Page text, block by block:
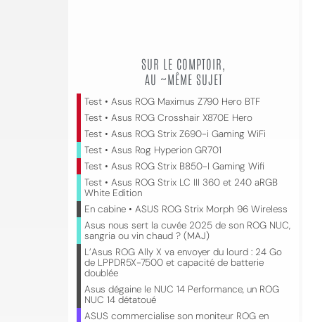
SUR LE COMPTOIR,
AU ~MÊME SUJET
Test • Asus ROG Maximus Z790 Hero BTF
Test • Asus ROG Crosshair X870E Hero
Test • Asus ROG Strix Z690-i Gaming WiFi
Test • Asus Rog Hyperion GR701
Test • Asus ROG Strix B850-I Gaming Wifi
Test • Asus ROG Strix LC III 360 et 240 aRGB
White Edition
En cabine • ASUS ROG Strix Morph 96 Wireless
Asus nous sert la cuvée 2025 de son ROG NUC,
sangria ou vin chaud ? (MAJ)
L’Asus ROG Ally X va envoyer du lourd : 24 Go
de LPPDR5X-7500 et capacité de batterie
doublée
Asus dégaine le NUC 14 Performance, un ROG
NUC 14 détatoué
ASUS commercialise son moniteur ROG en